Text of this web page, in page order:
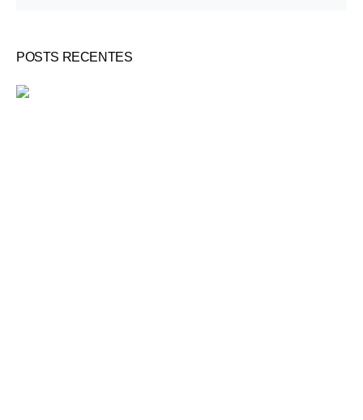
POSTS RECENTES